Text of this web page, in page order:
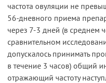
частота овуляции не
56-дневного приема
через 7-3 дней (в среднем
сравнительном
допускалось принимать
в течение 3 часов) общий
отражающий частоту